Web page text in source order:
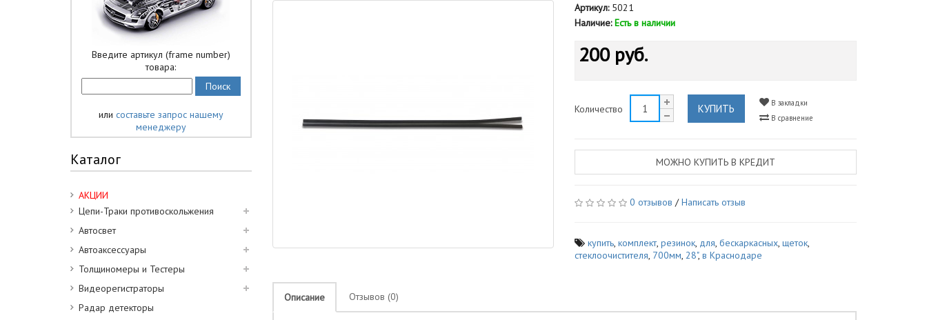
Введите артикул (frame number)
товара:
или составьте запрос нашему
менеджеру
Каталог
АКЦИИ
Цепи-Траки противоскольжения
Автосвет
Автоаксессуары
Толщиномеры и Тестеры
Видеорегистраторы
Радар детекторы
Артикул:5021
Наличие: Есть в наличии
200 руб.
Количество КУПИТЬ
В закладки
В сравнение
МОЖНО КУПИТЬ В КРЕДИТ
0 отзывов /Написать отзыв
купить,комплект,резинок, для,бескаркасных,щеток,
стеклоочистителя, 700мм,28",в Краснодаре
Описание Отзывов (0)